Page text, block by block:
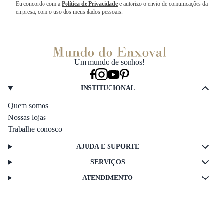
Eu concordo com a Política de Privacidade e autorizo o envio de comunicações da
empresa, com o uso dos meus dados pessoais.
Um mundo de sonhos!
INSTITUCIONAL
Quem somos
Nossas lojas
Trabalhe conosco
AJUDA E SUPORTE
SERVIÇOS
ATENDIMENTO